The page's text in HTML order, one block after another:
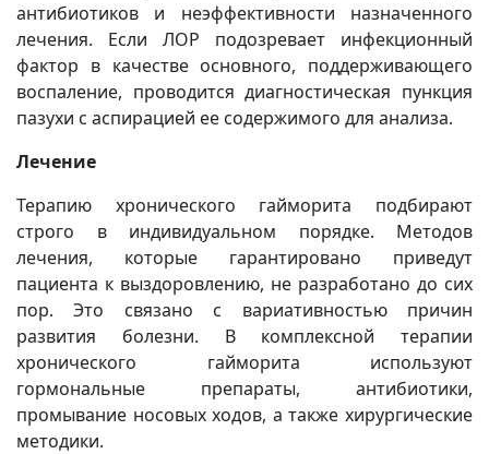
антибиотиков и неэффективности назначенного
лечения. Если ЛОР подозревает инфекционный
фактор в качестве основного, поддерживающего
воспаление, проводится диагностическая пункция
пазухи с аспирацией ее содержимого для анализа.
Лечение
Терапию хронического гайморита подбирают
строго в индивидуальном порядке. Методов
лечения, которые гарантировано приведут
пациента к выздоровлению, не разработано до сих
пор. Это связано с вариативностью причин
развития болезни. В комплексной терапии
хронического гайморита используют
гормональные препараты, антибиотики,
промывание носовых ходов, а также хирургические
методики.